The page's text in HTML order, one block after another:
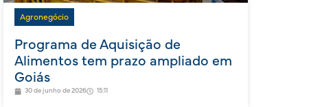
Agronegócio
Programa de Aquisição de
Alimentos tem prazo ampliado em
Goiás
30 de junho de 2026 15:11